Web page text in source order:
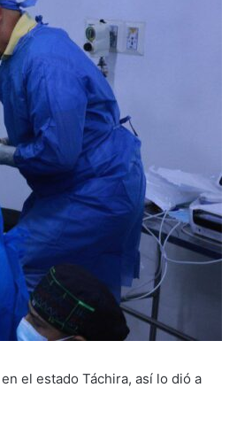
el estado Táchira, así lo dió a